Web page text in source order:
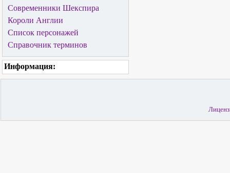
Современники Шекспира
Короли Англии
Список персонажей
Справочник терминов
Информация: